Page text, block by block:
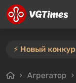
Агрегатор